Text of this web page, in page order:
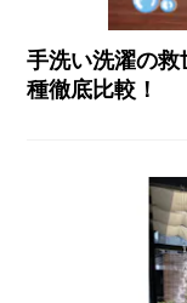
手洗い洗濯の
種徹底比較！